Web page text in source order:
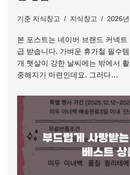
기준 지식창고 지식창고 2026
본 포스트는 네이버 브랜드 커넥
급 받습니다. 가벼운 휴가철 필수
개 햇살이 강한 날씨에는 밖에서
중해지기 마련인데요. 그러다…